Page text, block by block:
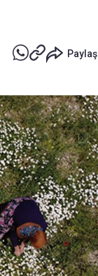
Paylaş